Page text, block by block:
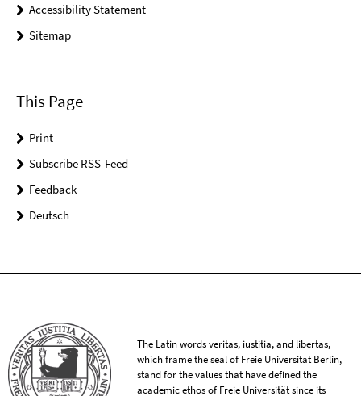
Accessibility Statement
Sitemap
This Page
Print
Subscribe RSS-Feed
Feedback
Deutsch
The Latin words veritas, iustitia, and libertas,
which frame the seal of Freie Universität Berlin,
stand for the values that have defined the
academic ethos of Freie Universität since its